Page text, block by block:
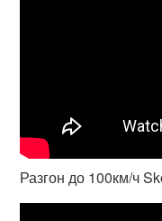
Разгон до 100км/ч